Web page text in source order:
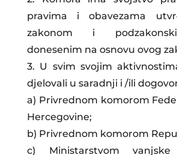
pravima i obavezama
zakonom i
donesenim na osnovu ovog
3. U svim svojim
djelovali u saradnji i /ili
a) Privrednom komorom
Hercegovine;
b) Privrednom komorom
c) Ministarstvom